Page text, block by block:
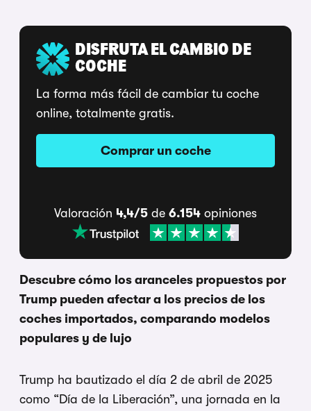
DISFRUTA EL CAMBIO DE
COCHE
La forma más fácil de cambiar tu coche
online, totalmente gratis.
Comprar un coche
Valoración 4,4/5 de 6.154 opiniones
Descubre cómo los aranceles propuestos por
Trump pueden afectar a los precios de los
coches importados, comparando modelos
populares y de lujo
Trump ha bautizado el día 2 de abril de 2025
como “Día de la Liberación”, una jornada en la